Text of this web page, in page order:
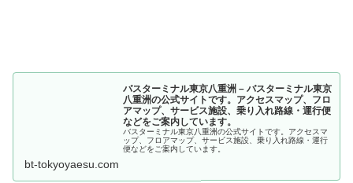
バスターミナル東京八重洲 – バスターミナル東京
八重洲の公式サイトです。アクセスマップ、フロ
アマップ、サービス施設、乗り入れ路線・運行便
などをご案内しています。
バスターミナル東京八重洲の公式サイトです。アクセスマ
ップ、フロアマップ、サービス施設、乗り入れ路線・運行
便などをご案内しています。
bt-tokyoyaesu.com